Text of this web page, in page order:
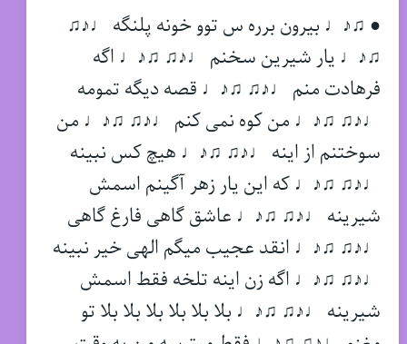
● ♫♪♩ بیرون برره س توو خونه پلنگه ♩♪♫
♫♪♩ یار شیرین سخنم ♩♪♫ ♫♪♩ اگه
فرهادت منم ♩♪♫ ♫♪♩ قصه دیگه تمومه
♩♪♫ ♫♪♩ من کوه نمی کنم ♩♪♫ ♫♪♩ من
سوختنم از اینه ♩♪♫ ♫♪♩ هیچ کس نبینه
♩♪♫ ♫♪♩ که این یار زهر آگینم اسمش
شیرینه ♩♪♫ ♫♪♩ عاشق گاهی فارغ گاهی
♩♪♫ ♫♪♩ انقد عجیب میگم الهی خیر نبینه
♩♪♫ ♫♪♩ اگه زن اینه تلخه فقط اسمش
شیرینه ♩♪♫ ♫♪♩ بلا بلا بلا بلا بلا بلا تو